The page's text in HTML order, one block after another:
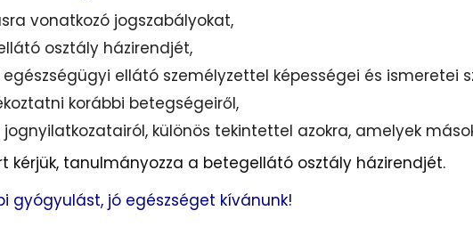
vonatkozó jogszabályokat,
osztály házirendjét,
ellátó személyzettel képességei és ismeretei
korábbi betegségeiről,
különös tekintettel azokra, amelyek
kérjük, tanulmányozza a betegellátó osztály házirendjét.
gyógyulást, jó egészséget kívánunk!